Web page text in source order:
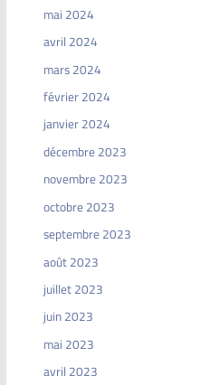
mai 2024
avril 2024
mars 2024
février 2024
janvier 2024
décembre 2023
novembre 2023
octobre 2023
septembre 2023
août 2023
juillet 2023
juin 2023
mai 2023
avril 2023